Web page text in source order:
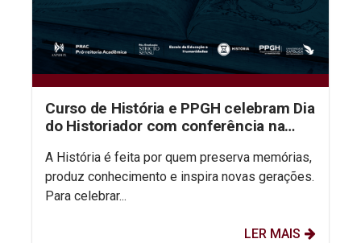
Curso de História e PPGH celebram Dia
do Historiador com conferência na
A História é feita por quem preserva memórias,
produz conhecimento e inspira novas gerações.
Para celebrar...
LER MAIS